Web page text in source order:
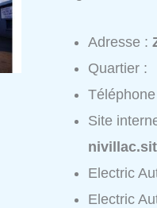
Adresse :
Quartier :
Site
Electric
Electric